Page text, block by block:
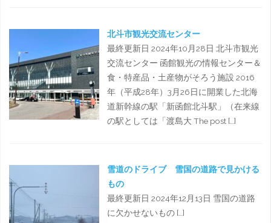
北斗市観光交流センター
最終更新日 2024年10月28日 北斗市観光
交流センター 函館観光の情報センター＆
食・特産品・土産物がそろう施設 2016
年（平成28年）3月26日に開業した北海
道新幹線の駅「新函館北斗駅」（在来線
の駅としては「渡島大 The post […]
雪道のドライブ 雪国の道路で見かける
もの
最終更新日 2024年12月13日 雪国の道路
に欠かせないもの […]